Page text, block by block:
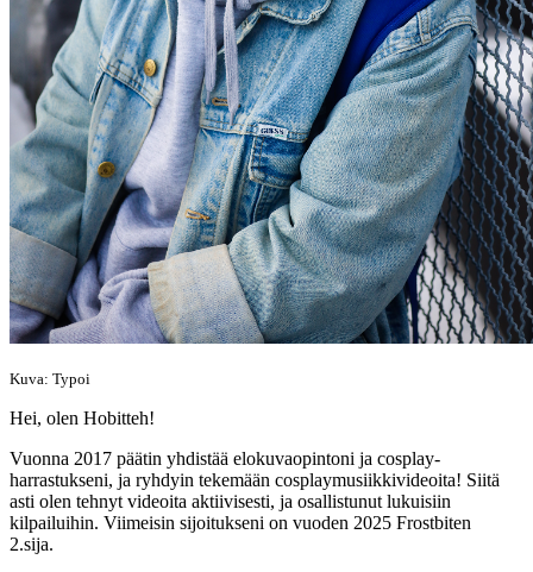
Kuva: Typoi
Hei, olen Hobitteh!
Vuonna 2017 päätin yhdistää elokuvaopintoni ja cosplay-
harrastukseni, ja ryhdyin tekemään cosplaymusiikkivideoita! Siitä
asti olen tehnyt videoita aktiivisesti, ja osallistunut lukuisiin
kilpailuihin. Viimeisin sijoitukseni on vuoden 2025 Frostbiten
2.sija.